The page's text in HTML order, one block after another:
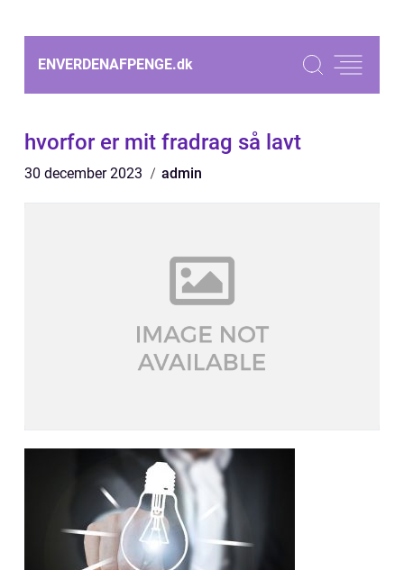
ENVERDENAFPENGE.dk
hvorfor er mit fradrag så lavt
30 december 2023 admin